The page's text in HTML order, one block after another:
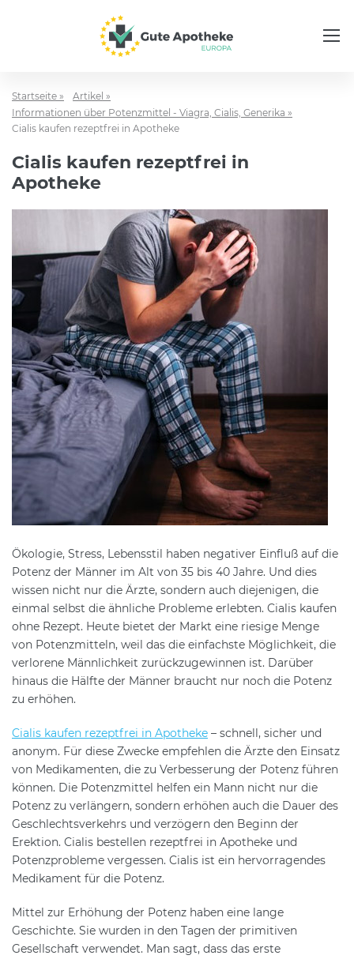
Startseite »
Artikel »
Informationen über Potenzmittel - Viagra, Cialis, Generika »
Cialis kaufen rezeptfrei in Apotheke
Cialis kaufen rezeptfrei in
Apotheke
Ökologie, Stress, Lebensstil haben negativer Einfluß auf die
Potenz der Männer im Alt von 35 bis 40 Jahre. Und dies
wissen nicht nur die Ärzte, sondern auch diejenigen, die
einmal selbst die ähnliche Probleme erlebten. Cialis kaufen
ohne Rezept. Heute bietet der Markt eine riesige Menge
von Potenzmitteln, weil das die einfachste Möglichkeit, die
verlorene Männlichkeit zurückzugewinnen ist. Darüber
hinaus die Hälfte der Männer braucht nur noch die Potenz
zu erhöhen.
Cialis kaufen rezeptfrei in Apotheke – schnell, sicher und
anonym. Für diese Zwecke empfehlen die Ärzte den Einsatz
von Medikamenten, die zu Verbesserung der Potenz führen
können. Die Potenzmittel helfen ein Mann nicht nur die
Potenz zu verlängern, sondern erhöhen auch die Dauer des
Geschlechtsverkehrs und verzögern den Beginn der
Erektion. Cialis bestellen rezeptfrei in Apotheke und
Potenzprobleme vergessen. Cialis ist ein hervorragendes
Medikament für die Potenz.
Mittel zur Erhöhung der Potenz haben eine lange
Geschichte. Sie wurden in den Tagen der primitiven
Gesellschaft verwendet. Man sagt, dass das erste